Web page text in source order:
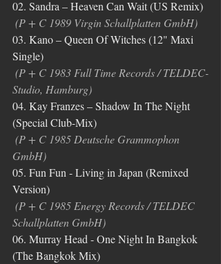
02. Sandra ‎– Heaven Can Wait (US Remix)
(P + C 1989 Virgin Schallplatten GmbH)
03. Kano ‎– Queen Of Witches (12" Maxi
Single)
(P + C 1983 Full Time Records / TELDEC-
Studio, Hamburg)
04. Kay Franzes ‎– Shadow In The Night
(Special Club-Mix)
(P + C 1985 Deutsche Grammophon
GmbH)
05. Fun Fun - Living in Japan (Remixed
Version)
(P + C 1985 Energy Records / TELDEC
Schallplatten GmbH)
06. Murray Head - One Night In Bangkok
(The Bangkok Mix)